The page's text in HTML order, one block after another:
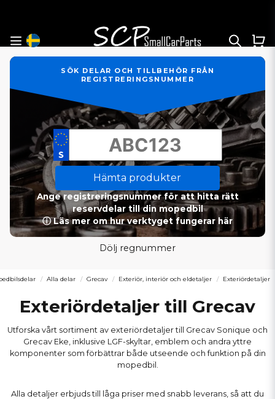
SÖK DELAR OCH TILLBEHÖR FRÅN
REGISTRERINGSNUMMER
Hämta produkter
Ange registreringsnummer för att hitta rätt
reservdelar till din mopedbil
ⓘ Läs mer om hur verktyget fungerar här
Dölj regnummer
Alla delar Grecav Exteriör, interiör och eldetaljer Exteriördetaljer
Exteriördetaljer till Grecav
Utforska vårt sortiment av exteriördetaljer till Grecav Sonique och
Grecav Eke, inklusive LGF-skyltar, emblem och andra yttre
komponenter som förbättrar både utseende och funktion på din
mopedbil.
Alla detaljer erbjuds till låga priser med snabb leverans, så att du